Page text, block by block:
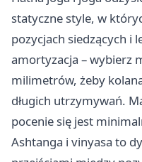
statyczne style, w
pozycjach siedzących i
amortyzacja – wybierz
milimetrów, żeby
długich utrzymywań.
pocenie się jest
Ashtanga i vinyasa to